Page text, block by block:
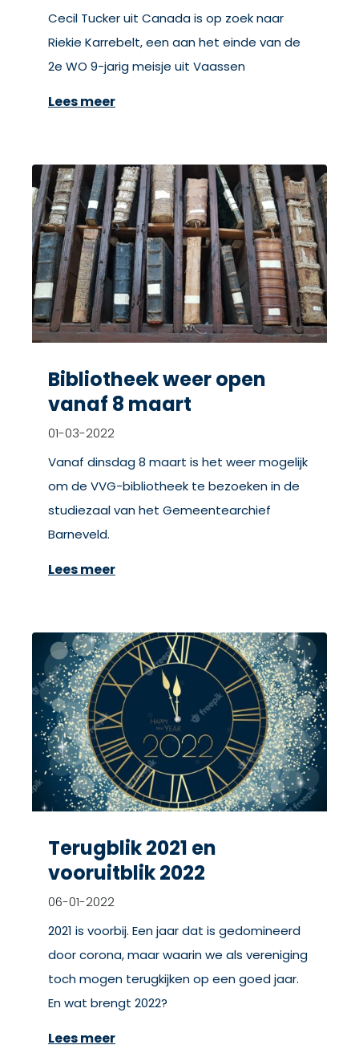
Cecil Tucker uit Canada is op zoek naar
Riekie Karrebelt, een aan het einde van de
2e WO 9-jarig meisje uit Vaassen
Lees meer
Bibliotheek weer open
vanaf 8 maart
01-03-2022
Vanaf dinsdag 8 maart is het weer mogelijk
om de VVG-bibliotheek te bezoeken in de
studiezaal van het Gemeentearchief
Barneveld.
Lees meer
Terugblik 2021 en
vooruitblik 2022
06-01-2022
2021 is voorbij. Een jaar dat is gedomineerd
door corona, maar waarin we als vereniging
toch mogen terugkijken op een goed jaar.
En wat brengt 2022?
Lees meer